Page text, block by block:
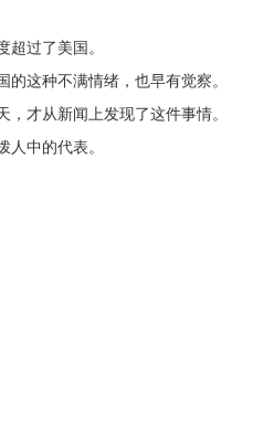
过了美国。
这种不满情绪，也早有觉察。
才从新闻上发现了这件事情。
中的代表。